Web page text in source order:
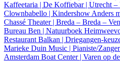
Kaffeetaria | De Koffiebar | Utrecht –
Clownbabello | Kindershow Anders
Chassé Theater | Breda – Breda –
Bureau Ben | Natuurboek
Restaurant Balkan | Driegangen-
Marieke Duin Music | Pianiste/
Amsterdam Boat Center | Varen op